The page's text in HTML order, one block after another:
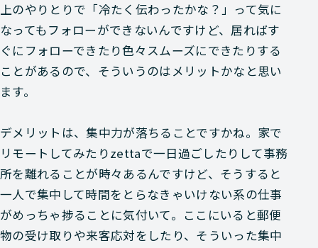
上のやりとりで「冷たく伝わったかな？」って気に
なってもフォローができないんですけど、居ればす
ぐにフォローできたり色々スムーズにできたりする
ことがあるので、そういうのはメリットかなと思い
ます。
デメリットは、集中力が落ちることですかね。家で
リモートしてみたりzettaで一日過ごしたりして事務
所を離れることが時々あるんですけど、そうすると
一人で集中して時間をとらなきゃいけない系の仕事
がめっちゃ捗ることに気付いて。ここにいると郵便
物の受け取りや来客応対をしたり、そういった集中